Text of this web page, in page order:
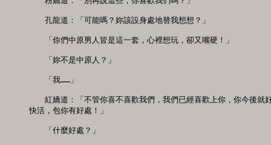
孔龍道：「可能嗎？妳該設身處地替我想想？」
「你們中原男人皆是這一套，心裡想玩，卻又嘴硬！」
「妳不是中原人？」
「我……」
紅嬌道：「不管你喜不喜歡我們，我們已經喜歡上你，你今後就
快活，包你有好處！」
「什麼好處？」